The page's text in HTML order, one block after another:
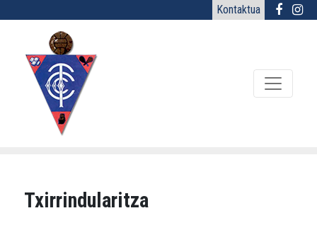
Kontaktua
Txirrindularitza